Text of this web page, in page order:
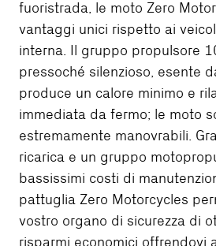
fuoristrada, le moto Zero
vantaggi unici rispetto ai
interna. Il gruppo propulsore
pressoché silenzioso, esente
produce un calore minimo e
immediata da fermo; le moto
estremamente manovrabili.
ricarica e un gruppo
bassissimi costi di
pattuglia Zero Motorcycles
vostro organo di sicurezza di
risparmi economici offrendovi